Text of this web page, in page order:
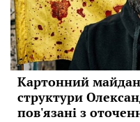
Картонний майдан
структури
пов'язані з